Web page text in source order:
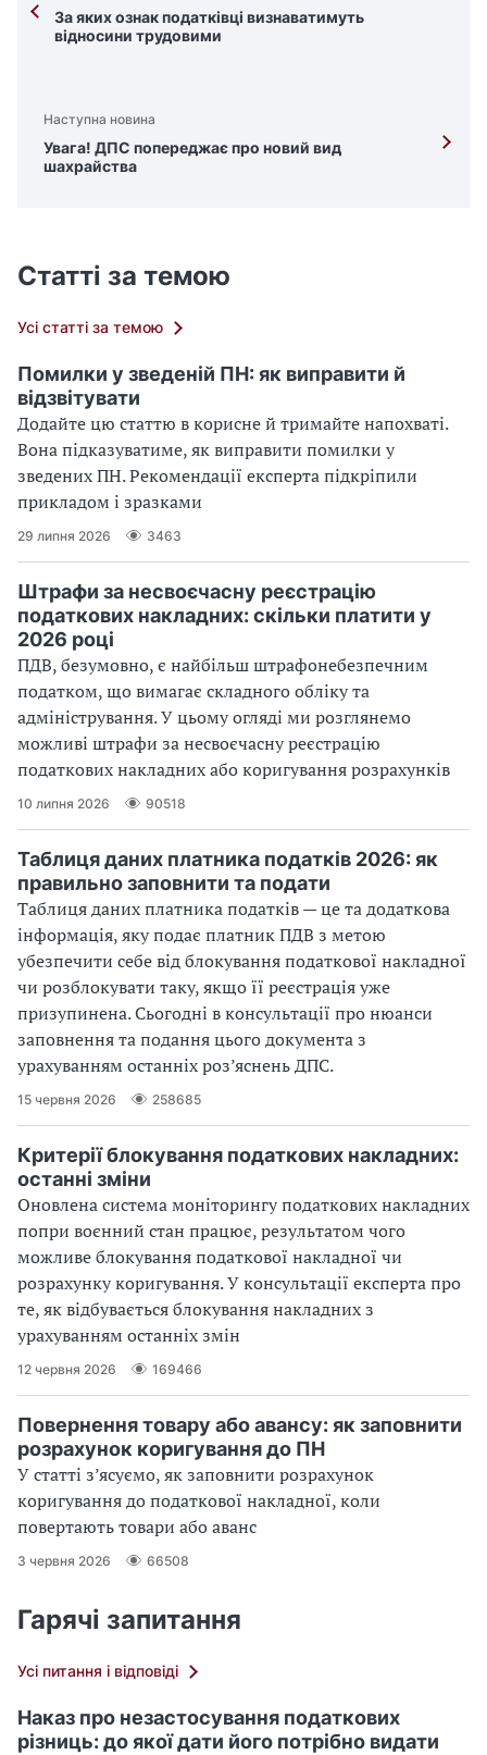
За яких ознак податківці визнаватимуть
відносини трудовими
Наступна новина
Увага! ДПС попереджає про новий вид
шахрайства
Статті за темою
Усі статті за темою
Помилки у зведеній ПН: як виправити й
відзвітувати
Додайте цю статтю в корисне й тримайте напохваті.
Вона підказуватиме, як виправити помилки у
зведених ПН. Рекомендації експерта підкріпили
прикладом і зразками
29 липня 2026 3463
Штрафи за несвоєчасну реєстрацію
податкових накладних: скільки платити у
2026 році
ПДВ, безумовно, є найбільш штрафонебезпечним
податком, що вимагає складного обліку та
адміністрування. У цьому огляді ми розглянемо
можливі штрафи за несвоєчасну реєстрацію
податкових накладних або коригування розрахунків
10 липня 2026 90518
Таблиця даних платника податків 2026: як
правильно заповнити та подати
Таблиця даних платника податків — це та додаткова
інформація, яку подає платник ПДВ з метою
убезпечити себе від блокування податкової накладної
чи розблокувати таку, якщо її реєстрація уже
призупинена. Сьогодні в консультації про нюанси
заповнення та подання цього документа з
урахуванням останніх роз’яснень ДПС.
15 червня 2026 258685
Критерії блокування податкових накладних:
останні зміни
Оновлена система моніторингу податкових накладних
попри воєнний стан працює, результатом чого
можливе блокування податкової накладної чи
розрахунку коригування. У консультації експерта про
те, як відбувається блокування накладних з
урахуванням останніх змін
12 червня 2026 169466
Повернення товару або авансу: як заповнити
розрахунок коригування до ПН
У статті з’ясуємо, як заповнити розрахунок
коригування до податкової накладної, коли
повертають товари або аванс
3 червня 2026 66508
Гарячі запитання
Усі питання і відповіді
Наказ про незастосування податкових
різниць: до якої дати його потрібно видати